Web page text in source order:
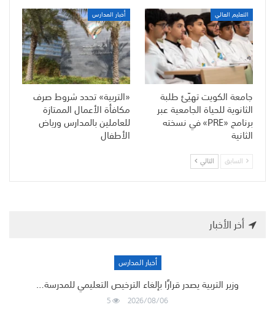
التعليم العالي
جامعة الكويت تهيّئ طلبة
الثانوية للحياة الجامعية عبر
برنامج «PRE» في نسخته
الثانية
أخبار المدارس
«التربية» تحدد شروط صرف
مكافأة الأعمال الممتازة
للعاملين بالمدارس ورياض
الأطفال
السابق التالي
أخر الأخبار
أخبار المدارس
وزير التربية يصدر قرارًا بإلغاء الترخيص التعليمي للمدرسة…
2026/08/06
5